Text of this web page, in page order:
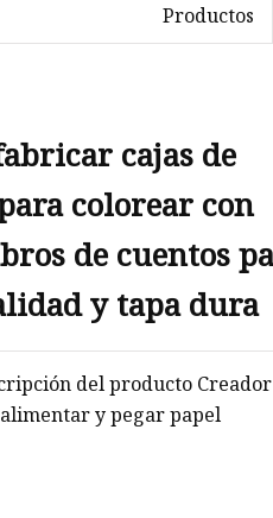
Productos
cajas de
colorear con
de cuentos
y tapa dura
del producto
y pegar papel